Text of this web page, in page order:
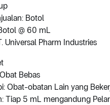
Botol
@ 60 mL
Universal Pharm Industries
Bebas
Obat-obatan Lain yang
Tiap 5 mL mengandung